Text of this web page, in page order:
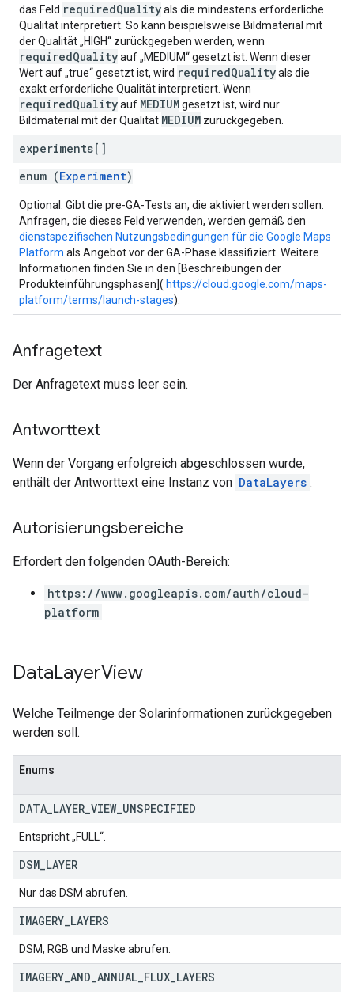
das Feld requiredQualityals die mindestens erforderliche
Qualität interpretiert. So kann beispielsweise Bildmaterial mit
der Qualität „HIGH“ zurückgegeben werden, wenn
requiredQualityauf „MEDIUM“ gesetzt ist. Wenn dieser
Wert auf „true“ gesetzt ist, wird requiredQualityals die
exakt erforderliche Qualität interpretiert. Wenn
requiredQualityauf MEDIUMgesetzt ist, wird nur
Bildmaterial mit der Qualität MEDIUM zurückgegeben.
experiments[]
enum (Experiment)
Optional. Gibt die pre-GA-Tests an, die aktiviert werden sollen.
Anfragen, die dieses Feld verwenden, werden gemäß den
dienstspezifischen Nutzungsbedingungen für die Google Maps
Platform als Angebot vor der GA-Phase klassifiziert. Weitere
Informationen finden Sie in den [Beschreibungen der
Produkteinführungsphasen]( https://cloud.google.com/maps-
platform/terms/launch-stages).
Anfragetext
Der Anfragetext muss leer sein.
Antworttext
Wenn der Vorgang erfolgreich abgeschlossen wurde,
enthält der Antworttext eine Instanz von DataLayers .
Autorisierungsbereiche
Erfordert den folgenden OAuth-Bereich:
https://www.googleapis.com/auth/cloud-
platform
DataLayerView
Welche Teilmenge der Solarinformationen zurückgegeben
werden soll.
Enums
DATA LAYER VIEW_ UNSPECIFIED
Entspricht „FULL“.
DSM LAYER
Nur das DSM abrufen.
IMAGERY LAYERS
DSM, RGB und Maske abrufen.
IMAGERY AND ANNUAL FLUX LAYERS